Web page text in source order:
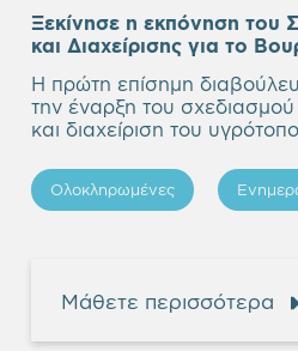
Ξεκίνησε η εκπόνηση του
και Διαχείρισης για το
Η πρώτη επίσημη
την έναρξη του
και διαχείριση του
Ολοκληρωμένες
Μάθετε περισσότερα